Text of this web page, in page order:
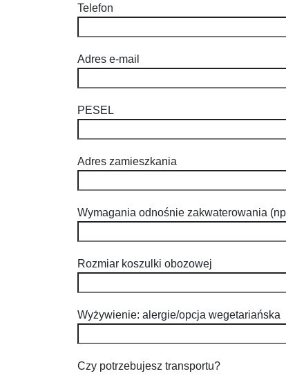
Telefon
Adres e-mail
PESEL
Adres zamieszkania
Wymagania odnośnie zakwaterowania
Rozmiar koszulki obozowej
Wyżywienie: alergie/opcja wegetariańska
Czy potrzebujesz transportu?